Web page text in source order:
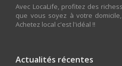
Avec LocaLife, profitez des
que vous soyez à votre
Achetez local c'est l'idéal !!
Actualités récentes